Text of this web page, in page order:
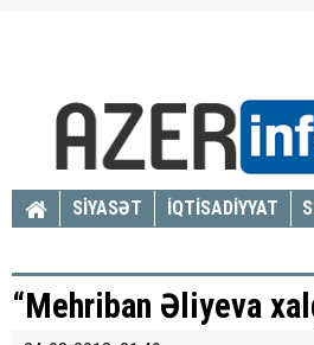
SİYASƏT İQTİSADİYYAT
“Mehriban Əliyeva